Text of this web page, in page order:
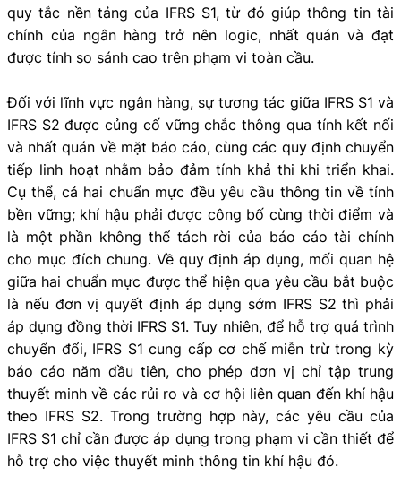
quy tắc nền tảng của IFRS S1, từ đó giúp thông tin tài
chính của ngân hàng trở nên logic, nhất quán và đạt
được tính so sánh cao trên phạm vi toàn cầu.
Đối với lĩnh vực ngân hàng, sự tương tác giữa IFRS S1 và
IFRS S2 được củng cố vững chắc thông qua tính kết nối
và nhất quán về mặt báo cáo, cùng các quy định chuyển
tiếp linh hoạt nhằm bảo đảm tính khả thi khi triển khai.
Cụ thể, cả hai chuẩn mực đều yêu cầu thông tin về tính
bền vững; khí hậu phải được công bố cùng thời điểm và
là một phần không thể tách rời của báo cáo tài chính
cho mục đích chung. Về quy định áp dụng, mối quan hệ
giữa hai chuẩn mực được thể hiện qua yêu cầu bắt buộc
là nếu đơn vị quyết định áp dụng sớm IFRS S2 thì phải
áp dụng đồng thời IFRS S1. Tuy nhiên, để hỗ trợ quá trình
chuyển đổi, IFRS S1 cung cấp cơ chế miễn trừ trong kỳ
báo cáo năm đầu tiên, cho phép đơn vị chỉ tập trung
thuyết minh về các rủi ro và cơ hội liên quan đến khí hậu
theo IFRS S2. Trong trường hợp này, các yêu cầu của
IFRS S1 chỉ cần được áp dụng trong phạm vi cần thiết để
hỗ trợ cho việc thuyết minh thông tin khí hậu đó.